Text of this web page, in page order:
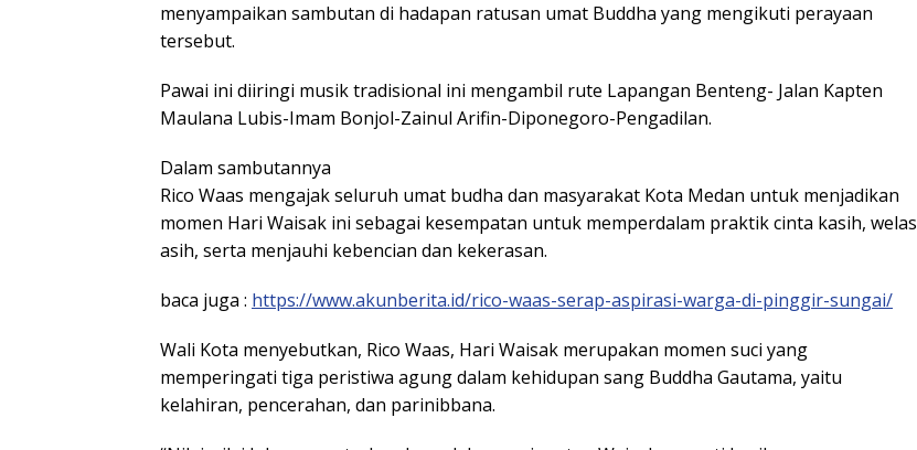
menyampaikan sambutan di hadapan ratusan umat Buddha yang mengikuti perayaan
tersebut.
Pawai ini diiringi musik tradisional ini mengambil rute Lapangan Benteng- Jalan Kapten
Maulana Lubis-Imam Bonjol-Zainul Arifin-Diponegoro-Pengadilan.
Dalam sambutannya
Rico Waas mengajak seluruh umat budha dan masyarakat Kota Medan untuk menjadikan
momen Hari Waisak ini sebagai kesempatan untuk memperdalam praktik cinta kasih, welas
asih, serta menjauhi kebencian dan kekerasan.
baca juga : https://www.akunberita.id/rico-waas-serap-aspirasi-warga-di-pinggir-sungai/
Wali Kota menyebutkan, Rico Waas, Hari Waisak merupakan momen suci yang
memperingati tiga peristiwa agung dalam kehidupan sang Buddha Gautama, yaitu
kelahiran, pencerahan, dan parinibbana.